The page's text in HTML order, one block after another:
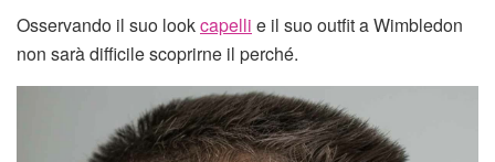
Osservando il suo lookcapelli e il suo outfit a Wimbledon
non sarà difficile scoprirne il perché.